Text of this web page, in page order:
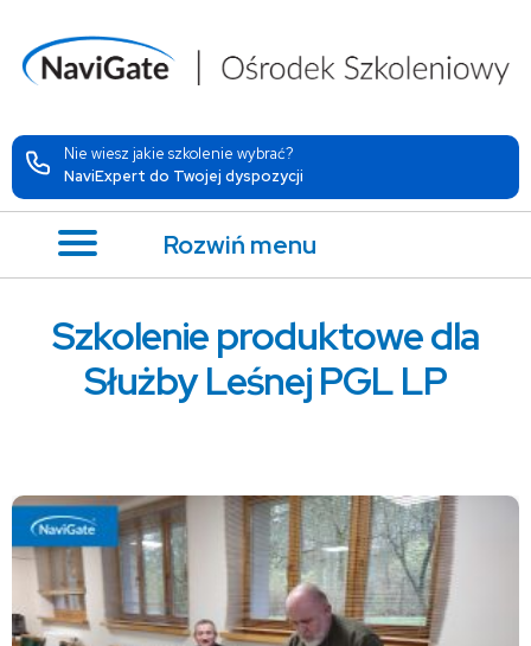
Nie wiesz jakie szkolenie wybrać?
NaviExpert do Twojej dyspozycji
Rozwiń menu
Szkolenie produktowe dla
Służby Leśnej PGL LP